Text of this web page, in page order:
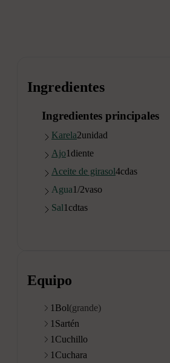
Ingredientes
Ingredientes principales
Karela2unidad
Ajo1diente
Aceite de girasol4cdas
Agua1/2vaso
Sal1cdtas
Equipo
1 Bol(grande)
1 Sartén
1Cuchillo
1Cuchara